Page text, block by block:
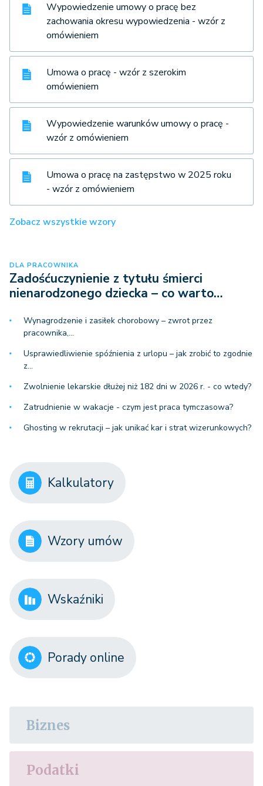
Wypowiedzenie umowy o pracę bez
zachowania okresu wypowiedzenia - wzór z
omówieniem
Umowa o pracę - wzór z szerokim
omówieniem
Wypowiedzenie warunków umowy o pracę -
wzór z omówieniem
Umowa o pracę na zastępstwo w 2025 roku
- wzór z omówieniem
Zobacz wszystkie wzory
DLA PRACOWNIKA
Zadośćuczynienie z tytułu śmierci
nienarodzonego dziecka – co warto…
Wynagrodzenie i zasiłek chorobowy – zwrot przez
pracownika,…
Usprawiedliwienie spóźnienia z urlopu – jak zrobić to zgodnie
z…
Zwolnienie lekarskie dłużej niż 182 dni w 2026 r. - co wtedy?
Zatrudnienie w wakacje - czym jest praca tymczasowa?
Ghosting w rekrutacji – jak unikać kar i strat wizerunkowych?
Kalkulatory
Wzory umów
Wskaźniki
Porady online
Biznes
Podatki